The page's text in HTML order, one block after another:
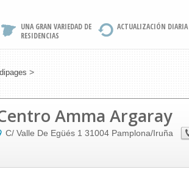
UNA GRAN VARIEDAD DE
RESIDENCIAS
ACTUALIZACIÓN DIARIA
>
Amma Argaray
C/ Valle De Egüés 1 31004 Pamplona/iruña